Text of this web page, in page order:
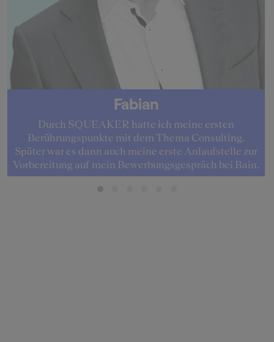
Fabian
Durch SQUEAKER hatte ich meine ersten
Berührungspunkte mit dem Thema Consulting.
Später war es dann auch meine erste Anlaufstelle zur
Vorbereitung auf mein Bewerbungsgespräch bei Bain.